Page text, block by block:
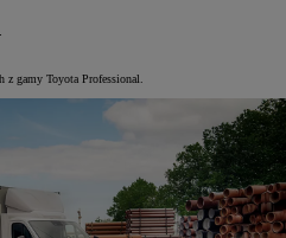
z gamy Toyota Professional.